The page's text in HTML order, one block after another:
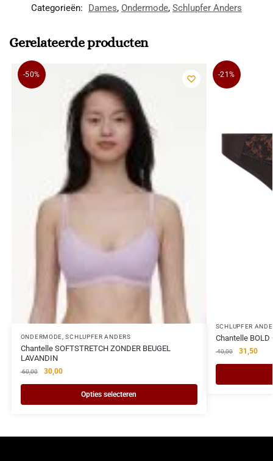
Categorieën: Dames, Ondermode, Schlupfer Anders
Gerelateerde producten
-50%
ONDERMODE,SCHLUPFER ANDERS
Chantelle SOFTSTRETCH ZONDER BEUGEL
LAVANDIN
60,00 30,00
Opties selecteren
-21%
SCHLUPFER
Chantelle BOLD
40,00 31,50